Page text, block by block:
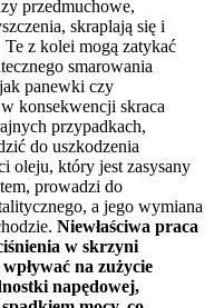
przedmuchowe,
skraplają się i
Te z kolei mogą zatykać
smarowania
panewki czy
konsekwencji skraca
przypadkach,
do uszkodzenia
oleju, który jest zasysany
prowadzi do
a jego wymiana
Niewłaściwa praca
w skrzyni
na zużycie
napędowej,